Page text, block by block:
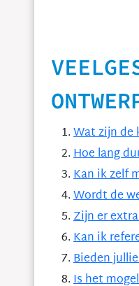
Wat zijn de
Hoe lang
Kan ik zelf
Wordt de
Zijn er
Kan ik
Bieden
Is het